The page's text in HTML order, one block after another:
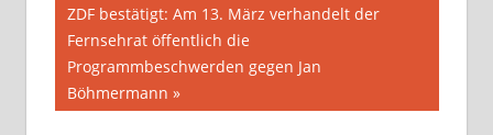
Nächster
Beitrag:
ZDF bestätigt: Am 13. März verhandelt der
Fernsehrat öffentlich die
Programmbeschwerden gegen Jan
Böhmermann